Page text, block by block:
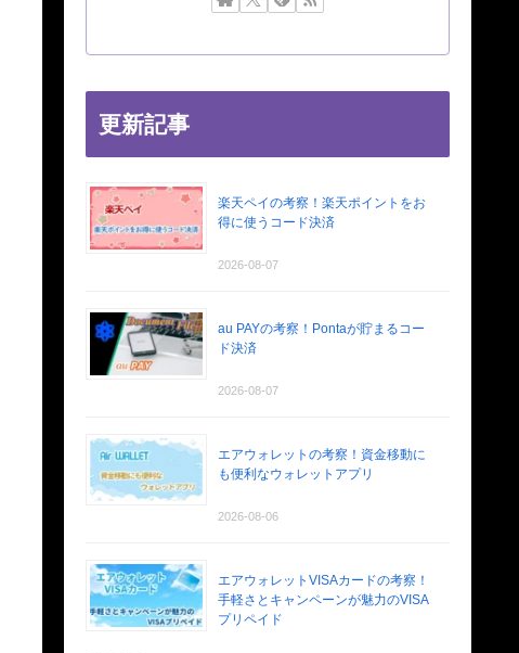
更新記事
楽天ペイの考察！楽天ポイントをお
得に使うコード決済
2026-08-07
au PAYの考察！Pontaが貯まるコー
ド決済
2026-08-07
エアウォレットの考察！資金移動に
も便利なウォレットアプリ
2026-08-06
エアウォレットVISAカードの考察！
手軽さとキャンペーンが魅力のVISA
プリペイド